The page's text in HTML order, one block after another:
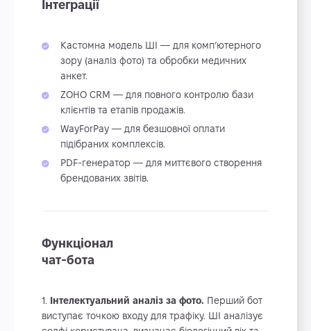
Інтеграції
Кастомна модель ШІ — для комп’ютерного
зору (аналіз фото) та обробки медичних
анкет.
ZOHO CRM — для повного контролю бази
клієнтів та етапів продажів.
WayForPay — для безшовної оплати
підібраних комплексів.
PDF-генератор — для миттєвого створення
брендованих звітів.
Функціонал
чат-бота
Інтелектуальний аналіз за фото. Перший бот
виступає точкою входу для трафіку. ШІ аналізує